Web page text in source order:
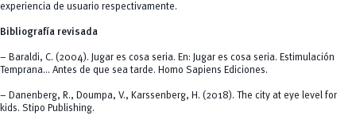
experiencia de usuario respectivamente.
Bibliografía revisada
– Baraldi, C. (2004). Jugar es cosa seria. En: Jugar es cosa seria. Estimulación
Temprana… Antes de que sea tarde. Homo Sapiens Ediciones.
– Danenberg, R., Doumpa, V., Karssenberg, H. (2018). The city at eye level for
kids. Stipo Publishing.